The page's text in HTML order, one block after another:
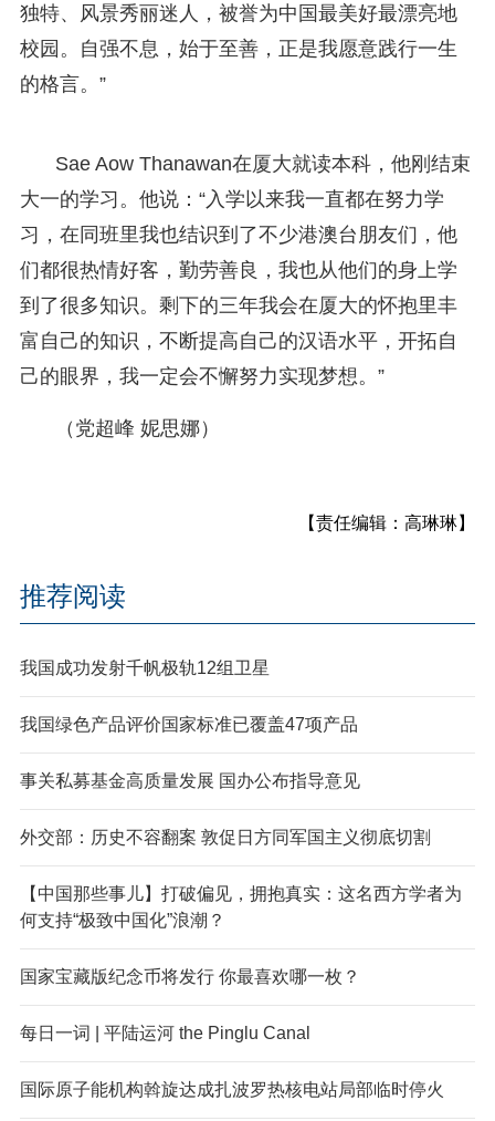
独特、风景秀丽迷人，被誉为中国最美好最漂亮地
校园。自强不息，始于至善，正是我愿意践行一生
的格言。”
Sae Aow Thanawan在厦大就读本科，他刚结束
大一的学习。他说：“入学以来我一直都在努力学
习，在同班里我也结识到了不少港澳台朋友们，他
们都很热情好客，勤劳善良，我也从他们的身上学
到了很多知识。剩下的三年我会在厦大的怀抱里丰
富自己的知识，不断提高自己的汉语水平，开拓自
己的眼界，我一定会不懈努力实现梦想。”
（党超峰 妮思娜）
【责任编辑：高琳琳】
推荐阅读
我国成功发射千帆极轨12组卫星
我国绿色产品评价国家标准已覆盖47项产品
事关私募基金高质量发展 国办公布指导意见
外交部：历史不容翻案 敦促日方同军国主义彻底切割
【中国那些事儿】打破偏见，拥抱真实：这名西方学者为
何支持“极致中国化”浪潮？
国家宝藏版纪念币将发行 你最喜欢哪一枚？
每日一词 | 平陆运河 the Pinglu Canal
国际原子能机构斡旋达成扎波罗热核电站局部临时停火